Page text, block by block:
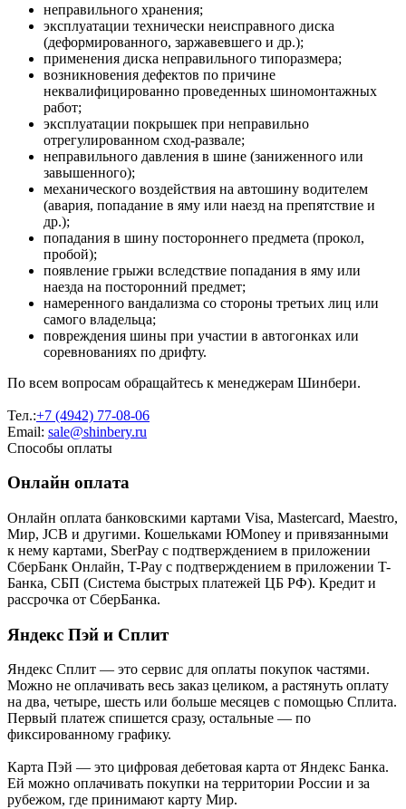
неправильного хранения;
эксплуатации технически неисправного диска
(деформированного, заржавевшего и др.);
применения диска неправильного типоразмера;
возникновения дефектов по причине
неквалифицированно проведенных шиномонтажных
работ;
эксплуатации покрышек при неправильно
отрегулированном сход-развале;
неправильного давления в шине (заниженного или
завышенного);
механического воздействия на автошину водителем
(авария, попадание в яму или наезд на препятствие и
др.);
попадания в шину постороннего предмета (прокол,
пробой);
появление грыжи вследствие попадания в яму или
наезда на посторонний предмет;
намеренного вандализма со стороны третьих лиц или
самого владельца;
повреждения шины при участии в автогонках или
соревнованиях по дрифту.
По всем вопросам обращайтесь к менеджерам Шинбери.
Тел.:+7 (4942) 77-08-06
Email: sale@shinbery.ru
Способы оплаты
Онлайн оплата
Онлайн оплата банковскими картами Visa, Mastercard, Maestro,
Мир, JCB и другими. Кошельками ЮMoney и привязанными
к нему картами, SberPay с подтверждением в приложении
СберБанк Онлайн, T-Pay с подтверждением в приложении T-
Банка, СБП (Система быстрых платежей ЦБ РФ). Кредит и
рассрочка от СберБанка.
Яндекс Пэй и Сплит
Яндекс Cплит — это сервис для оплаты покупок частями.
Можно не оплачивать весь заказ целиком, а растянуть оплату
на два, четыре, шесть или больше месяцев с помощью Сплита.
Первый платеж спишется сразу, остальные — по
фиксированному графику.
Карта Пэй — это цифровая дебетовая карта от Яндекс Банка.
Ей можно оплачивать покупки на территории России и за
рубежом, где принимают карту Мир.